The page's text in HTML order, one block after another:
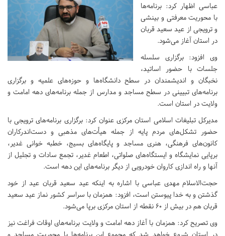
عباسی اظهار کرد: برنامه‌ها
با محوریت معرفتی و بینشی
و ترویجی از عید سعید قربان
در استان آغاز می‌شود.
وی افزود: برگزاری سلسله
جلسات با حضور اساتید،
نخبگان و اندیشمندان در سطح دانشگاه‌ها و حوزه‌های علمیه و برگزاری
برنامه‌های تبیینی در سطح مساجد و مدارس از جمله برنامه‌های دهه امامت و
ولایت در استان است.
مدیرکل تبلیغات اسلامی استان مرکزی عنوان کرد: برگزاری برنامه‌های ترویجی با
حضور تشکل‌های مردم پایه از جمله هیأت‌های مذهبی و دست‌اندرکاران
کانون‌های فرهنگی، هنری مساجد و پایگاه‌های بسیج، خطبه خوانی غدیر،
برپایی نمایشگاه و ایستگاه‌های صلواتی، اطعام غدیر، تجمع سادات و تجلیل از
آنها و راه اندازی کاروان خودرویی از دیگر برنامه‌های این دهه است.
حجت‌الاسلام مهدی عباسی با اشاره به اینکه عید سعید قربان عید از خود
گذشتن و به خدا پیوستن است، افزود: همزمان با سراسر کشور نماز عید سعید
قربان هم در بیش از ۶۰ نقطه از استان مرکزی برپا می‌شود.
وی تصریح کرد: همزمان با آغاز دهه امامت و ولایت برنامه‌های اوقات فراغت نیز